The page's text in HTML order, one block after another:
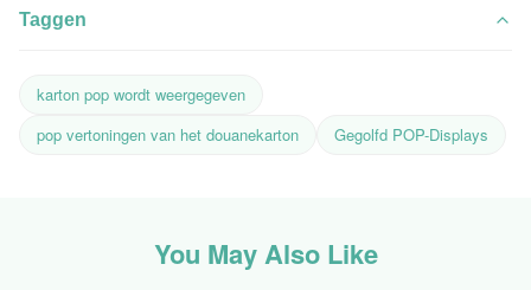
Taggen
karton pop wordt weergegeven
pop vertoningen van het douanekarton
Gegolfd POP-Displays
You May Also Like